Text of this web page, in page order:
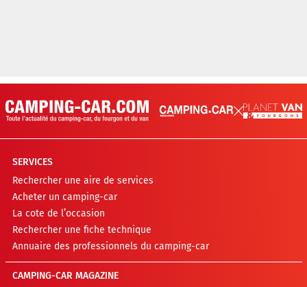
SERVICES
Rechercher une aire de services
Acheter un camping-car
La cote de l’occasion
Rechercher une fiche technique
Annuaire des professionnels du camping-car
CAMPING-CAR MAGAZINE